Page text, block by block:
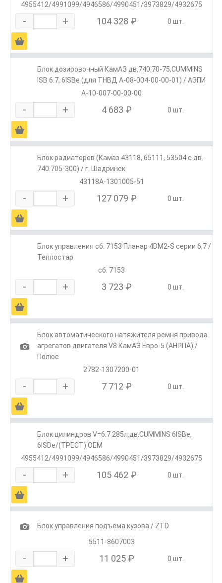
4955412/4991099/4946586/4990451/3973829/4932675
- + 104 328 ₽ 0 шт.
Ä
Блок дозировочный КамАЗ дв.740.70-75,CUMMINS
ISB 6.7, 6ISBe (для ТНВД А-08-004-00-00-01) / АЗПИ
А-10-007-00-00-00
- + 4 683 ₽ 0 шт.
Ä
Блок радиаторов (Камаз 43118, 65111, 53504 с дв.
740.705-300) / г. Шадринск
43118А-1301005-51
- + 127 079 ₽ 0 шт.
Ä
Блок управления сб. 7153 Планар 4DM2-S серии 6,7 /
Теплостар
сб. 7153
- + 3 723 ₽ 0 шт.
Ä
1
Блок автоматического натяжителя ремня привода
агрегатов двигателя V8 КамАЗ Евро-5 (АНРПА) /
Полюс
2782-1307200-01
- + 7 712 ₽ 0 шт.
Ä
Блок цилиндров V=6.7 285л.дв.CUMMINS 6ISBe,
6ISDe/(ТРЕСТ) OEM
4955412/4991099/4946586/4990451/3973829/4932675
- + 105 462 ₽ 0 шт.
Ä
1
Блок управления подъема кузова / ZTD
5511-8607003
- + 11 025 ₽ 0 шт.
Ä